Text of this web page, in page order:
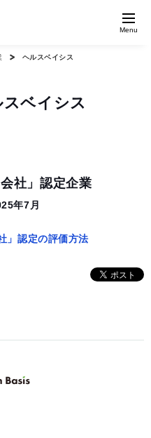
Menu
ヘルスベイシス
ベイシス
社」認定企業
年7月
」認定の評価方法